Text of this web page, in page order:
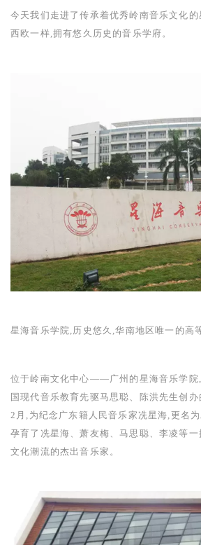
今天我们走进了传承着优秀岭南音乐文化
西欧一样,拥有悠久历史的音乐学府。
星海音乐学院,历史悠久,华南地区唯一的高
位于岭南文化中心——广州的星海音乐学院,
国现代音乐教育先驱马思聪、陈洪先生创办
2 月,为纪念广东籍人民音乐家冼星海,更名
孕育了冼星海、萧友梅、马思聪、李凌等
文化潮流的杰出音乐家。